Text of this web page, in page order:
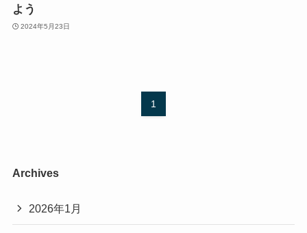
よう
2024年5月23日
1
Archives
2026年1月